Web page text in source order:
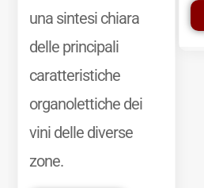
una sintesi chiara
delle principali
caratteristiche
organolettiche dei
vini delle diverse
zone.